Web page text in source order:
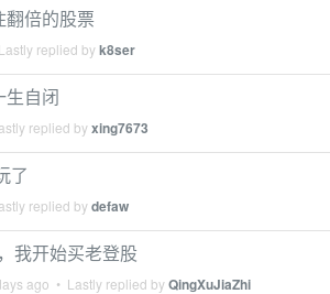
翻倍的股票
replied byk8ser
生自闭
replied byxing7673
了
replied bydefaw
我开始买老登股
ago • Lastly replied byQingXuJiaZhi